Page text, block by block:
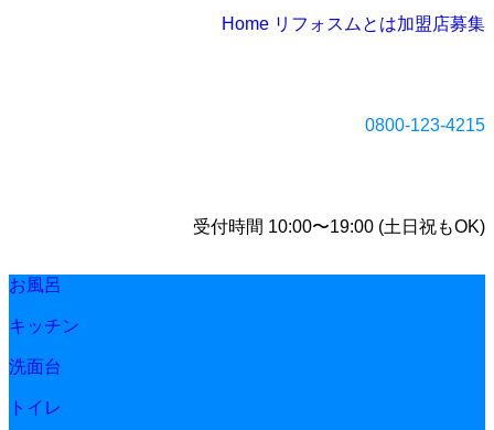
Home リフォスムとは加盟店募集
0800-123-4215
受付時間 10:00〜19:00 (土日祝もOK)
お風呂
キッチン
洗面台
トイレ